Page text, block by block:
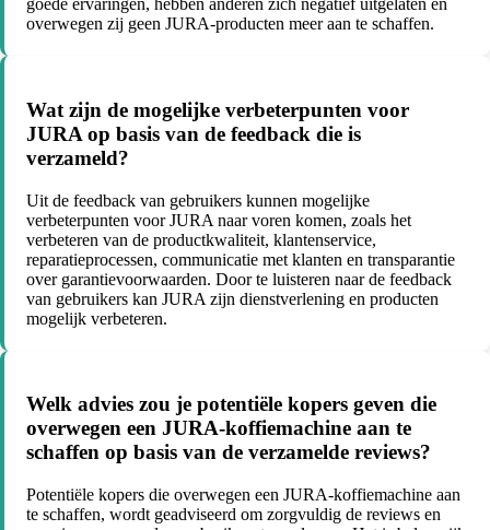
goede ervaringen, hebben anderen zich negatief uitgelaten en
overwegen zij geen JURA-producten meer aan te schaffen.
Wat zijn de mogelijke verbeterpunten voor
JURA op basis van de feedback die is
verzameld?
Uit de feedback van gebruikers kunnen mogelijke
verbeterpunten voor JURA naar voren komen, zoals het
verbeteren van de productkwaliteit, klantenservice,
reparatieprocessen, communicatie met klanten en transparantie
over garantievoorwaarden. Door te luisteren naar de feedback
van gebruikers kan JURA zijn dienstverlening en producten
mogelijk verbeteren.
Welk advies zou je potentiële kopers geven die
overwegen een JURA-koffiemachine aan te
schaffen op basis van de verzamelde reviews?
Potentiële kopers die overwegen een JURA-koffiemachine aan
te schaffen, wordt geadviseerd om zorgvuldig de reviews en